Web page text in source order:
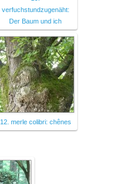
verfuchstundzugenäht:
Der Baum und ich
12. merle colibri: chênes